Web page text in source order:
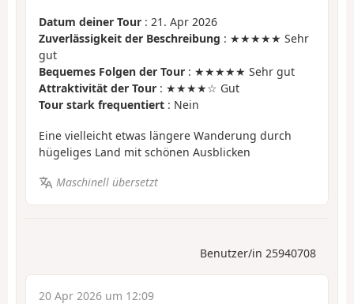
Datum deiner Tour : 21. Apr 2026
Zuverlässigkeit der Beschreibung : ★★★★★ Sehr
gut
Bequemes Folgen der Tour : ★★★★★ Sehr gut
Attraktivität der Tour : ★★★★☆ Gut
Tour stark frequentiert : Nein
Eine vielleicht etwas längere Wanderung durch
hügeliges Land mit schönen Ausblicken
Maschinell übersetzt
Benutzer/in 25940708
20 Apr 2026 um 12:09